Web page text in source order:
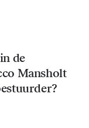
de
Mansholt